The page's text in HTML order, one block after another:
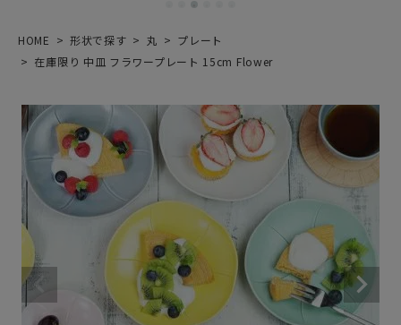
HOME 形状で探す 丸
プレート
在庫限り 中皿 フラワープレート 15cm Flower